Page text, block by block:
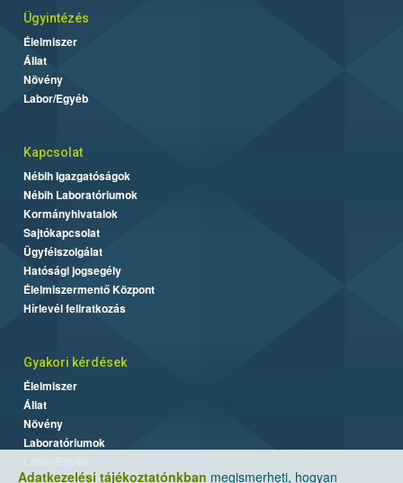
Adatkezelési tájékoztatónkban megismerheti, hogyan
Ügyintézés
Élelmiszer
Állat
Növény
Labor/Egyéb
Kapcsolat
Nébih Igazgatóságok
Nébih Laboratóriumok
Kormányhivatalok
Sajtókapcsolat
Ügyfélszolgálat
Hatósági jogsegély
Élelmiszermentő Központ
Hírlevél feliratkozás
Gyakori kérdések
Élelmiszer
Állat
Növény
Laboratóriumok